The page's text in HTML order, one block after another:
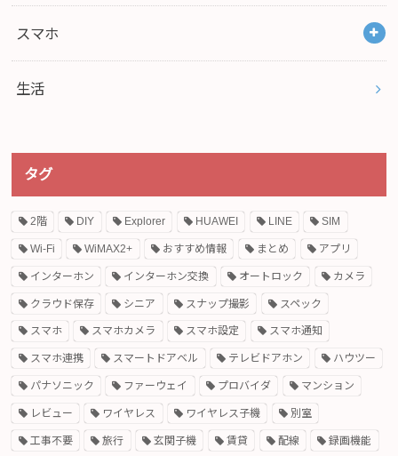
スマホ
生活
タグ
2階 DIY Explorer HUAWEI LINE SIM
Wi-Fi WiMAX2+ おすすめ情報 まとめ アプリ
インターホン インターホン交換 オートロック カメラ
クラウド保存 シニア スナップ撮影 スペック
スマホ スマホカメラ スマホ設定 スマホ通知
スマホ連携 スマートドアベル テレビドアホン ハウツー
パナソニック ファーウェイ プロバイダ マンション
レビュー ワイヤレス ワイヤレス子機 別室
工事不要 旅行 玄関子機 賃貸 配線 録画機能